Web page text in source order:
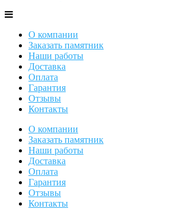
О компании
Заказать памятник
Наши работы
Доставка
Оплата
Гарантия
Отзывы
Контакты
О компании
Заказать памятник
Наши работы
Доставка
Оплата
Гарантия
Отзывы
Контакты